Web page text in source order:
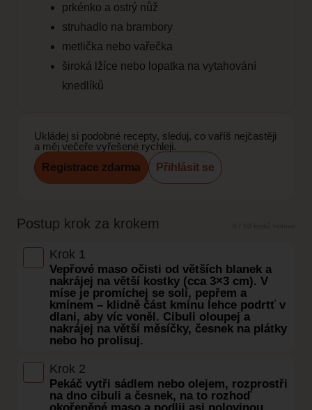
prkénko a ostrý nůž
struhadlo na brambory
metlička nebo vařečka
široká lžíce nebo lopatka na vytahování
knedlíků
Ukládej si podobné recepty, sleduj, co vaříš nejčastěji
a měj večeře vyřešené rychleji.
Registrace zdarma
Přihlásit se
Postup krok za krokem
Krok 1
Vepřové maso očisti od větších blanek a
nakrájej na větší kostky (cca 3×3 cm). V
míse je promíchej se solí, pepřem a
kmínem – klidně část kmínu lehce podrtť v
dlani, aby víc voněl. Cibuli oloupej a
nakrájej na větší měsíčky, česnek na plátky
nebo ho prolisuj.
Krok 2
Pekáč vytři sádlem nebo olejem, rozprostři
na dno cibuli a česnek, na to rozhoď
okořeněné maso a podlij asi polovinou